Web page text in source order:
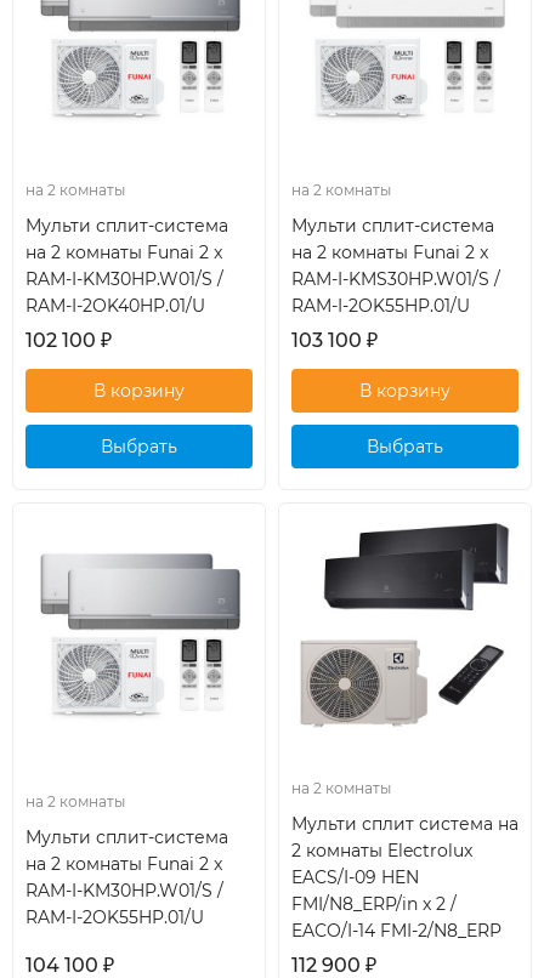
на 2 комнаты
Мульти сплит-система
на 2 комнаты Funai 2 x
RAM-I-KM30HP.W01/S /
RAM-I-2OK40HP.01/U
102 100 ₽
Выбрать
на 2 комнаты
Мульти сплит-система
на 2 комнаты Funai 2 x
RAM-I-KMS30HP.W01/S /
RAM-I-2OK55HP.01/U
103 100 ₽
Выбрать
на 2 комнаты
Мульти сплит-система
на 2 комнаты Funai 2 x
RAM-I-KM30HP.W01/S /
RAM-I-2OK55HP.01/U
104 100 ₽
на 2 комнаты
Мульти сплит система на
2 комнаты Electrolux
EACS/I-09 HEN
FMI/N8_ERP/in x 2 /
EACO/I-14 FMI-2/N8_ERP
112 900 ₽